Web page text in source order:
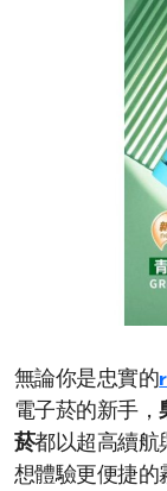
無論你是忠實的
電子菸的新手，
菸都以超高續航
想體驗更便捷的